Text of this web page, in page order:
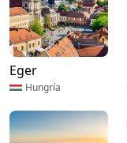
Eger
Hungría